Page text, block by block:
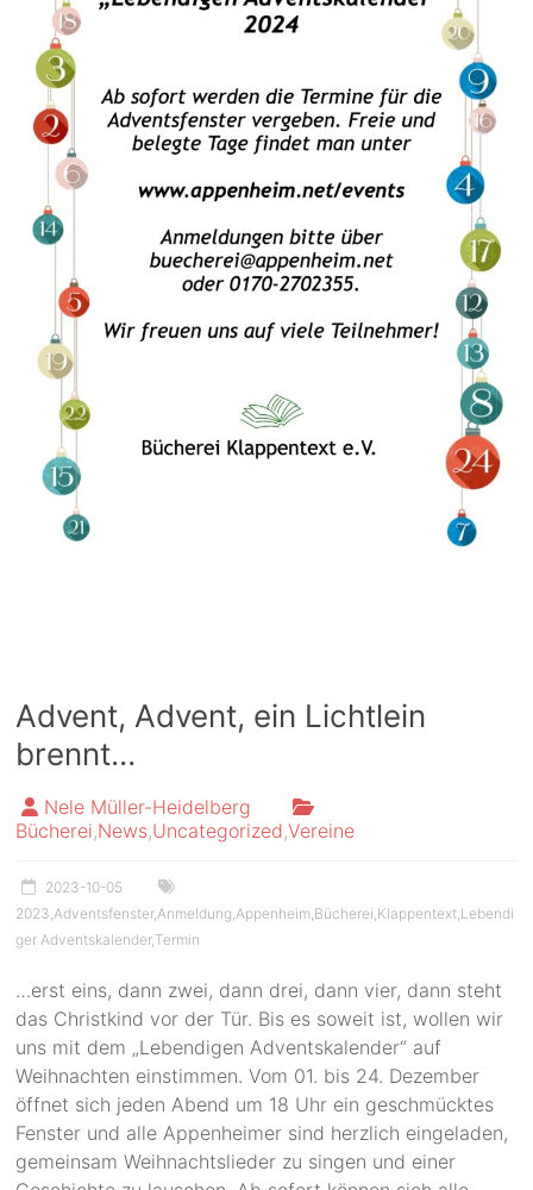
Advent, Advent, ein Lichtlein
brennt…
Nele Müller-Heidelberg
Bücherei,News,Uncategorized,Vereine
2023-10-05
2023,Adventsfenster,Anmeldung,Appenheim,Bücherei,Klappentext,Lebendi
ger Adventskalender,Termin
…erst eins, dann zwei, dann drei, dann vier, dann steht
das Christkind vor der Tür. Bis es soweit ist, wollen wir
uns mit dem „Lebendigen Adventskalender“ auf
Weihnachten einstimmen. Vom 01. bis 24. Dezember
öffnet sich jeden Abend um 18 Uhr ein geschmücktes
Fenster und alle Appenheimer sind herzlich eingeladen,
gemeinsam Weihnachtslieder zu singen und einer